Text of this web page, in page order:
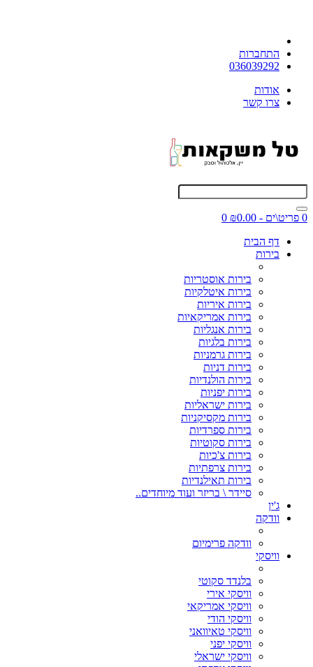
התחברות
036039292
אודות
צרו קשר
0 פריט\ים - ₪0.00
0
דף הבית
בירות
בירות אוסטריות
בירות איטלקיות
בירות איריות
בירות אמריקאיות
בירות אנגליות
בירות בלגיות
בירות גרמניות
בירות דניות
בירות הולנדיות
בירות יפניות
בירות ישראליות
בירות מקסיקניות
בירות ספרדיות
בירות סקוטיות
בירות צ'כיות
בירות צרפתיות
בירות תאילנדיות
סיידר \ בריזר ועוד מיוחדים..
ג'ין
וודקה
וודקה פרימיום
וויסקי
בלנדד סקוטי
וויסקי אירי
וויסקי אמריקאי
וויסקי הודי
וויסקי טאיוואני
וויסקי יפני
וויסקי ישראלי